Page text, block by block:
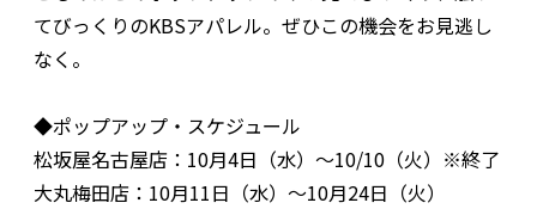
てびっくりのKBSアパレル。ぜひこの機会をお見逃し
なく。
◆ポップアップ・スケジュール
松坂屋名古屋店：10月4日（水）〜10/10（火）※終了
大丸梅田店：10月11日（水）〜10月24日（火）